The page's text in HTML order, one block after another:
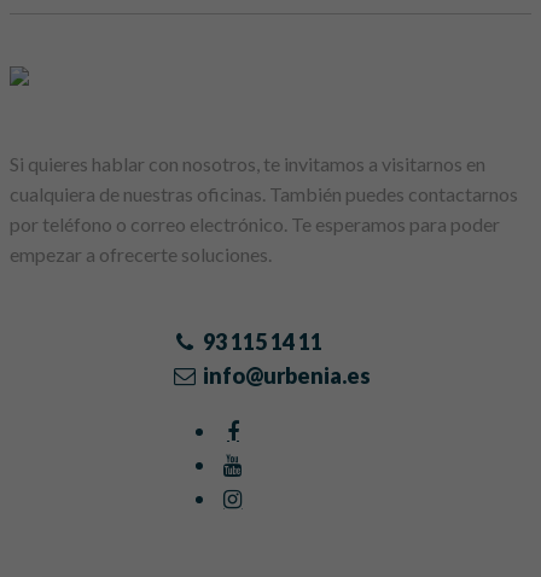
93 115 14 11
info@urbenia.es
Si quieres hablar con nosotros, te invitamos a visitarnos en
cualquiera de nuestras oficinas. También puedes contactarnos
por teléfono o correo electrónico. Te esperamos para poder
empezar a ofrecerte soluciones.